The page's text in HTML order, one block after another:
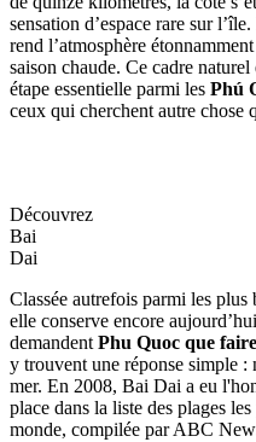
sensation d’espace rare sur
rend l’atmosphère
saison chaude. Ce cadre
étape essentielle parmi les Phú
ceux qui cherchent autre chose
Découvrez
Bai
Dai
Classée autrefois parmi les plus
elle conserve encore
demandent Phu Quoc que faire
y trouvent une réponse simple :
mer. En 2008, Bai Dai a eu
place dans la liste des plages
monde, compilée par ABC